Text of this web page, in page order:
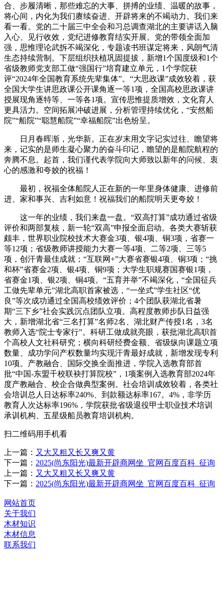
合、步履清晰，那些难忘的大事、拼搏的业绩、温暖的故事，
将心间，内化为我们赓续奋进、开辟将来的不竭动力。我们来
看一看。党的二十届三中全会和习总调查湖北的主要讲话入脑
入心、见行收效，党纪进修教育结实开展。党的带领全面加
强，思惟理论武拆不竭深化，专题读书班谋定将来，风朗气清
生态持续营制。下层组织扶植巩固提拔，新增1个国度级和1个
省级教师党支部工做“强国行”培育建立单元，1个学院获
评“2024年全国教育系统先辈集体”。“大思政课”成效较着，获
全国大学生讲思政课公开课角逐一等1项，全国高校思政课讲
授展现角逐特等、一等各1项。宣传思惟提质增效，文化育人
更具活力。空间拓展冲破进展，分析管理持续优化，“安然船
院”“船院”“聪慧船院”“幸福船院”出色纷呈。
日月春晖渐，光华新。正在岁末用文字记实过往、瞻望将
来，记实的是师生凝心聚力的奋斗印记，瞻望的是船院航程的
奔腾不息。起首，我们谨代表学院向大师致以新年的问候、衷
心的感激和夸姣的祝福！
最初，祝福全体船院人正在新的一年里身体健康、进修前
进、家和事兴、吉利如意！祝福我们的船院明天更夸姣！
这一年的业绩，我们来盘一盘。“双高打算”成功通过省级
评价和两部复核，新一轮“双高”申报全面启动。各类大赛斩获
颇丰，世界职业院校技术大赛金3项、银4项、铜3项，省赛一
等12项；省级教师讲授能力大赛一等4项、二等2项、三等5
项，创汗青最佳成就；“互联网+”大赛省赛银4项、铜3项；“挑
和杯”省赛金2项、银4项、铜9项；大学生职规赛国赛银1项，
省赛金1项、银2项、铜4项。“五育并举”不竭深化，“全国征兵
工做先辈单元”湖北高职首家被选，“一坐式”学生社区“优
良”等次成功通过全国高校绩效评价；4个团队获湖北省暑
期“三下乡”社会实践沉点团队立项。高程度教师步队日益强
大，新增湖北省“三名打算”名师2名、湖北财产传授1名，3名
教师入选“院士专家行”。科研工做成就亮眼，获批湖北高职首
个高校人文社科研究；横向科研经费金额、省级纵向课题立项
数量、成功学问产权数量均实现汗青最好成就，新增发现专利
10项。产教融合、国际交换全面推进，学院入选教育部首
批“中国-东盟千校联袂打算院校”，1项案例入选教育部2024年
度产教融合、校企合做典型案例。社会培训成效较着，各类社
会培训总人日达标率240%、到款额达标率167。4%，非学历
教育人次达标率196%，学院获批省级退役甲士职业技术培训
承训机构、五星级船员教育培训机构。
扫二维码用手机看
上一篇： 又大又粗又长又爽又黄
下一篇： 2025(尚东阳光)最新开辟商网坐_官网百度百科_征询
上一篇： 又大又粗又长又爽又黄
下一篇： 2025(尚东阳光)最新开辟商网坐_官网百度百科_征询
网站首页
关于我们
木材知识
木材信息
联系我们